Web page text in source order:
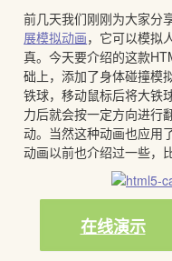
前几天我们刚刚为大家分
展模拟动画，它可以模拟
真。今天要介绍的这款
础上，添加了身体碰撞模
铁球，移动鼠标后将大铁
力后就会按一定方向进行
动。当然这种动画也应用
动画以前也介绍过一些，
在线演示